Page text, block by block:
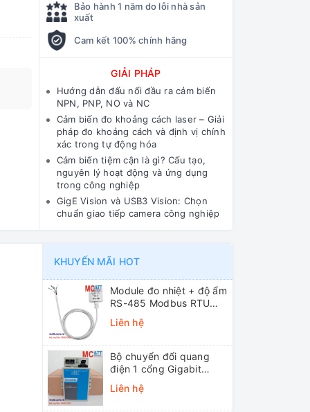
Bảo hành 1 năm do lỗi nhà sản
xuất
Cam kết 100% chính hãng
GIẢI PHÁP
Hướng dẫn đấu nối đầu ra cảm biến
NPN, PNP, NO và NC
Cảm biến đo khoảng cách laser – Giải
pháp đo khoảng cách và định vị chính
xác trong tự động hóa
Cảm biến tiệm cận là gì? Cấu tạo,
nguyên lý hoạt động và ứng dụng
trong công nghiệp
GigE Vision và USB3 Vision: Chọn
chuẩn giao tiếp camera công nghiệp
KHUYẾN MÃI HOT
Module đo nhiệt + độ ẩm
RS-485 Modbus RTU
ICP DAS DL-10 CR
Liên hệ
Bộ chuyển đổi quang
điện 1 cổng Gigabit
Ethernet 3Onedata
MODEL3012-S-SC-
Liên hệ